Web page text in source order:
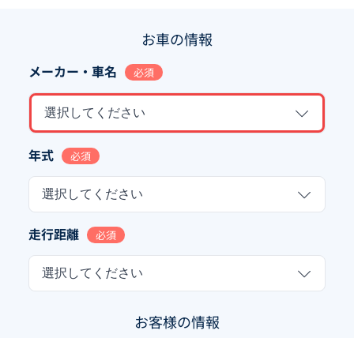
お車の情報
メーカー・車名 必須
選択してください
年式 必須
選択してください
走行距離 必須
選択してください
お客様の情報